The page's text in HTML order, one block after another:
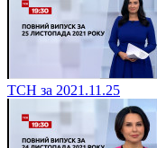
ТСН за 2021.11.25